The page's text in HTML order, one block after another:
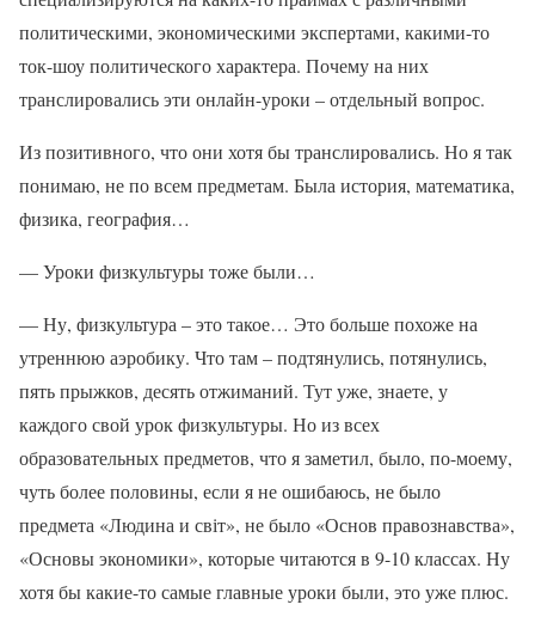
политическими, экономическими экспертами, какими-то
ток-шоу политического характера. Почему на них
транслировались эти онлайн-уроки – отдельный вопрос.
Из позитивного, что они хотя бы транслировались. Но я так
понимаю, не по всем предметам. Была история, математика,
физика, география…
— Уроки физкультуры тоже были…
— Ну, физкультура – это такое… Это больше похоже на
утреннюю аэробику. Что там – подтянулись, потянулись,
пять прыжков, десять отжиманий. Тут уже, знаете, у
каждого свой урок физкультуры. Но из всех
образовательных предметов, что я заметил, было, по-моему,
чуть более половины, если я не ошибаюсь, не было
предмета «Людина и світ», не было «Основ правознавства»,
«Основы экономики», которые читаются в 9-10 классах. Ну
хотя бы какие-то самые главные уроки были, это уже плюс.